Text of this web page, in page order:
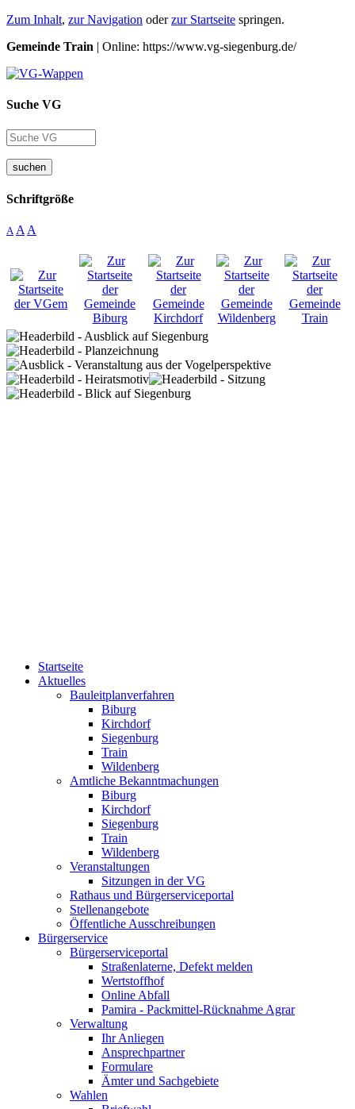
Zum Inhalt, zur Navigation oderzur Startseite springen.
Gemeinde Train | Online: https://www.vg-siegenburg.de/
Suche VG
suchen
Schriftgröße
A A A
Startseite
Aktuelles
Bauleitplanverfahren
Biburg
Kirchdorf
Siegenburg
Train
Wildenberg
Amtliche Bekanntmachungen
Biburg
Kirchdorf
Siegenburg
Train
Wildenberg
Veranstaltungen
Sitzungen in der VG
Rathaus und Bürgerserviceportal
Stellenangebote
Öffentliche Ausschreibungen
Bürgerservice
Bürgerserviceportal
Straßenlaterne, Defekt melden
Wertstoffhof
Online Abfall
Pamira - Packmittel-Rücknahme Agrar
Verwaltung
Ihr Anliegen
Ansprechpartner
Formulare
Ämter und Sachgebiete
Wahlen